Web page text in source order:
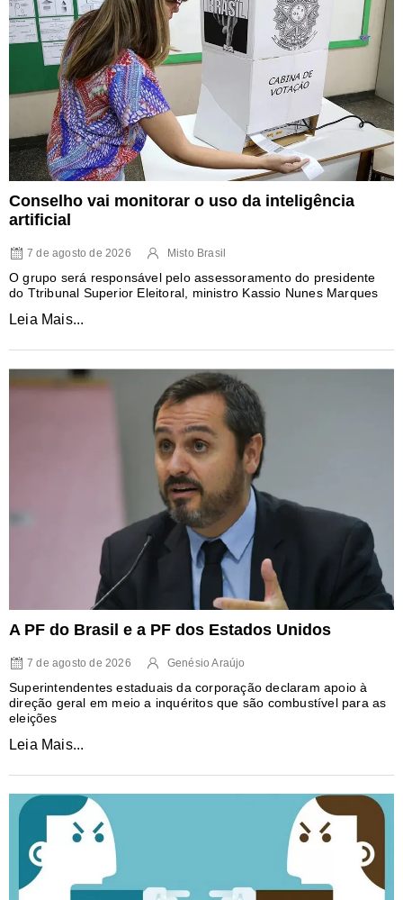
Conselho vai monitorar o uso da inteligência
artificial
7 de agosto de 2026 Misto Brasil
O grupo será responsável pelo assessoramento do presidente
do Ttribunal Superior Eleitoral, ministro Kassio Nunes Marques
Leia Mais...
A PF do Brasil e a PF dos Estados Unidos
7 de agosto de 2026 Genésio Araújo
Superintendentes estaduais da corporação declaram apoio à
direção geral em meio a inquéritos que são combustível para as
eleições
Leia Mais...